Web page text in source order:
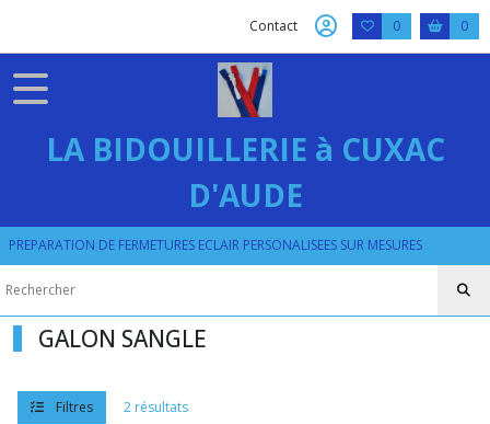
Contact 0 0
LA BIDOUILLERIE à CUXAC
D'AUDE
PREPARATION DE FERMETURES ECLAIR PERSONALISEES SUR MESURES
GALON SANGLE
Filtres 2 résultats
FILTRES
ECUSSONS
(5)
(2)